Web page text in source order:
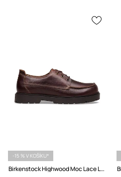
-15 % V KOŠÍKU*
Birkenstock Highwood Moc Lace Low LENA polobotky pánské kožené